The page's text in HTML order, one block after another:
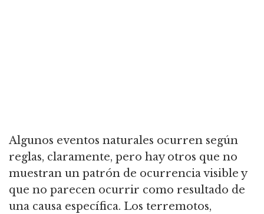
Algunos eventos naturales ocurren según
reglas, claramente, pero hay otros que no
muestran un patrón de ocurrencia visible y
que no parecen ocurrir como resultado de
una causa específica. Los terremotos,